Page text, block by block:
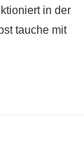
in der
tauche mit